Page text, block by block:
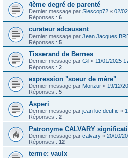
4ème degré de parenté
Dernier message par Slescop72 « 02/
Réponses : 6
curateur adcausant
Dernier message par Jean Jacques
Réponses : 5
Tisserand de Bernes
Dernier message par Gil « 11/01/2025
Réponses : 2
expression "soeur de mère"
Dernier message par Morizur « 19/12/
Réponses : 5
Asperi
Dernier message par jean luc deuffic «
Réponses : 2
Patronyme CALVARY
Dernier message par calvary « 20/10/
Réponses : 12
terme: vaulx